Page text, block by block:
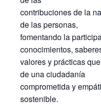
contribuciones de la
de las personas,
fomentando la
conocimientos,
valores y prácticas
de una ciudadanía
comprometida y
sostenible.